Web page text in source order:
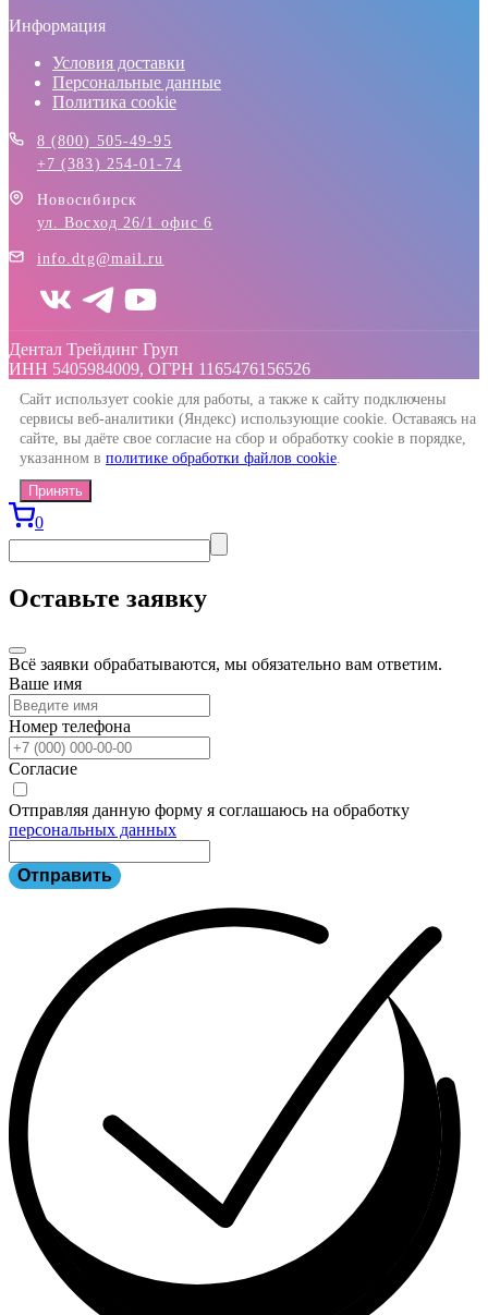
Информация
Условия доставки
Персональные данные
Политика cookie
8 (800) 505-49-95
+7 (383) 254-01-74
Новосибирск
ул. Восход 26/1 офис 6
info.dtg@mail.ru
Дентал Трейдинг Груп
ИНН 5405984009, ОГРН 1165476156526
Сайт использует cookie для работы, а также к сайту подключены
сервисы веб-аналитики (Яндекс) использующие cookie. Оставаясь на
сайте, вы даёте свое согласие на сбор и обработку cookie в порядке,
указанном в политике обработки файлов cookie.
Принять
0
Оставьте заявку
Всё заявки обрабатываются, мы обязательно вам ответим.
Ваше имя
Номер телефона
Согласие
Отправляя данную форму я соглашаюсь на обработку
персональных данных
Отправить